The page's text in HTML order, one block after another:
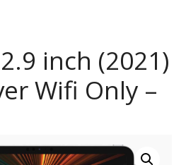
inch (2021)
Wifi Only –